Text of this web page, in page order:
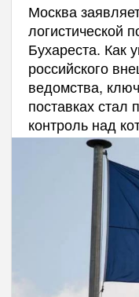
Москва
логистической
Бухареста. Как
российского
ведомства,
поставках
контроль над